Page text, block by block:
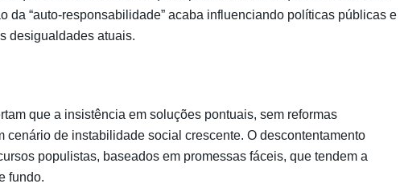
da “auto-responsabilidade” acaba influenciando políticas públicas e
desigualdades atuais.
que a insistência em soluções pontuais, sem reformas
cenário de instabilidade social crescente. O descontentamento
populistas, baseados em promessas fáceis, que tendem a
fundo.